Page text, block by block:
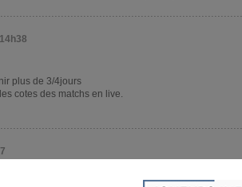
plus de 3/4jours
cotes des matchs en live.
de sport (j'avais notamment flashrésultat) et j'allais